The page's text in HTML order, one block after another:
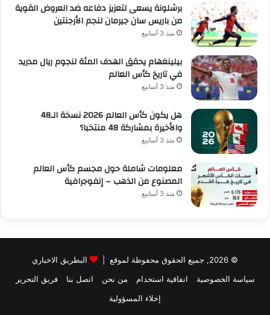
برشلونة يسعى لتعزيز دفاعه ضد العروض القوية
من باريس سان جيرمان لنجم الأرجنتين
منذ 3 أسابيع
بيلينغهام يحقق الهدف المئة لنجوم ريال مدريد
في تاريخ كأس العالم
منذ 3 أسابيع
هل يكون كأس العالم 2026 نسخة الـ48
والأخيرة بمشاركة 48 منتخبا؟
منذ 3 أسابيع
معلومات شاملة حول مجسم كأس العالم
المصنوع من الذهب – إنفوجرافية
منذ 3 أسابيع
© 2026, جميع الحقوق محفوظة لموقع |
البطريق الاخباري
سياسة الخصوصية
اتفاقية استخدام من نحن اتصل بنا
فريق التحرير
إخلاء المسؤولية